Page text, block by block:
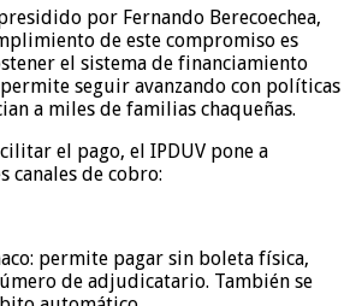
por Fernando Berecoechea,
de este compromiso es
el sistema de financiamiento
seguir avanzando con políticas
a miles de familias chaqueñas.
el pago, el IPDUV pone a
de cobro:
permite pagar sin boleta física,
de adjudicatario. También se